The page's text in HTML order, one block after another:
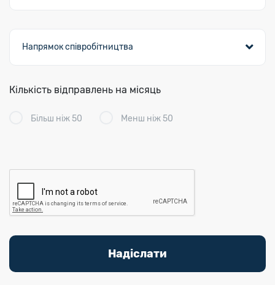
Кількість відправлень на місяць
Більш ніж 50 Менш ніж 50